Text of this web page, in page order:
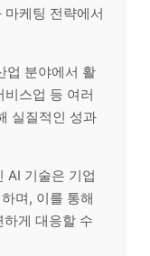
마케팅 전략에서
업 분야에서 활
스업 등 여러
실질적인 성과
AI 기술은 기업
며, 이를 통해
게 대응할 수